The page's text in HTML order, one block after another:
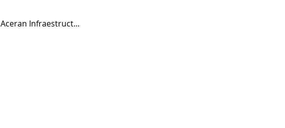
Aceran Infraestruct...